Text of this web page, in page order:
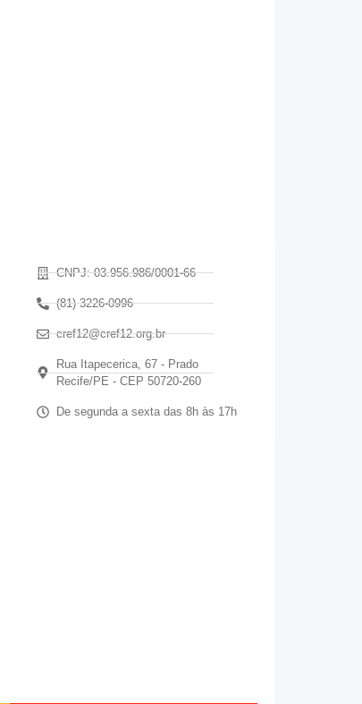
CNPJ: 03.956.986/0001-66
(81) 3226-0996
cref12@cref12.org.br
Rua Itapecerica, 67 - Prado
Recife/PE - CEP 50720-260
De segunda a sexta das 8h às 17h